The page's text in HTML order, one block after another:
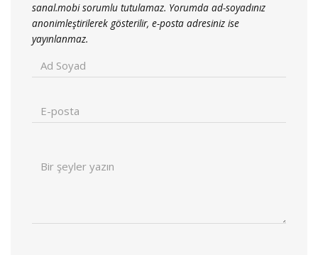
sanal.mobi sorumlu tutulamaz. Yorumda ad-soyadınız
anonimleştirilerek gösterilir, e-posta adresiniz ise
yayınlanmaz.